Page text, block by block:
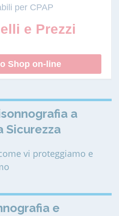
per CPAP
e Prezzi
Shop on-line
a
Sicurezza
vi proteggiamo e
e